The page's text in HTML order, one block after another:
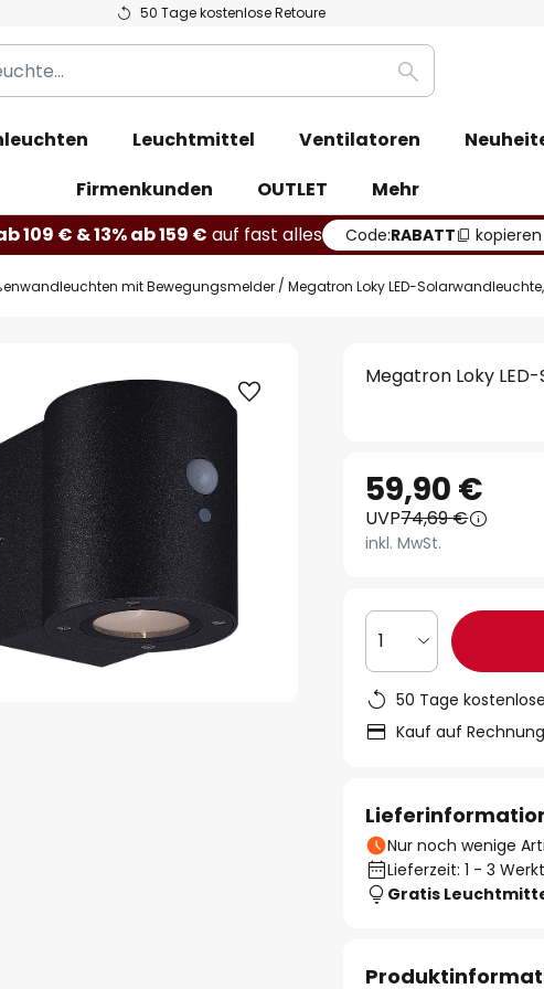
50 Tage kostenlose Retoure
Suche
Leuchtmittel Ventilatoren
Firmenkunden
OUTLET
Mehr
109 € & 13% ab 159 € auf fast alles Code:RABATT kopieren
mit Bewegungsmelder Megatron Loky LED-
Megatron Loky
59,90 €
UVP74,69 €
inkl. MwSt.
1
50 Tage
Kauf auf Rechnung
Nur noch wenige
Lieferzeit: 1 - 3
Gratis